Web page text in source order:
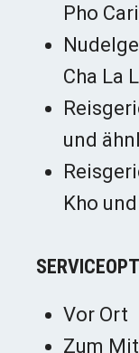
Pho
Cha La
und
Kho
Vor Ort
Zum